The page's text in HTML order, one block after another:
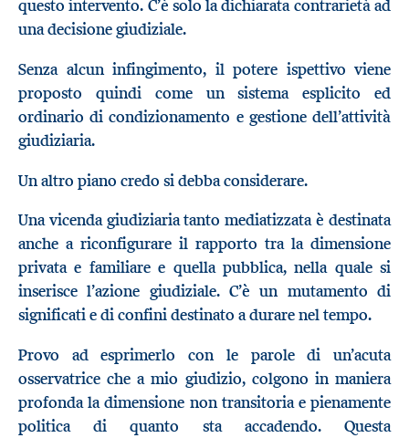
questo intervento. C’è solo la dichiarata contrarietà ad
una decisione giudiziale.
Senza alcun infingimento, il potere ispettivo viene
proposto quindi come un sistema esplicito ed
ordinario di condizionamento e gestione dell’attività
giudiziaria.
Un altro piano credo si debba considerare.
Una vicenda giudiziaria tanto mediatizzata è destinata
anche a riconfigurare il rapporto tra la dimensione
privata e familiare e quella pubblica, nella quale si
inserisce l’azione giudiziale. C’è un mutamento di
significati e di confini destinato a durare nel tempo.
Provo ad esprimerlo con le parole di un’acuta
osservatrice che a mio giudizio, colgono in maniera
profonda la dimensione non transitoria e pienamente
politica di quanto sta accadendo. Questa